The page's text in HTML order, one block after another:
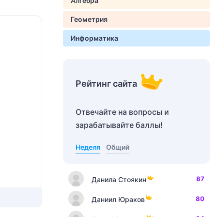
Геометрия
Информатика
Рейтинг сайта
Отвечайте на вопросы и
зарабатывайте баллы!
Неделя Общий
Данила Стоякин 87
Даниил Юраков 80